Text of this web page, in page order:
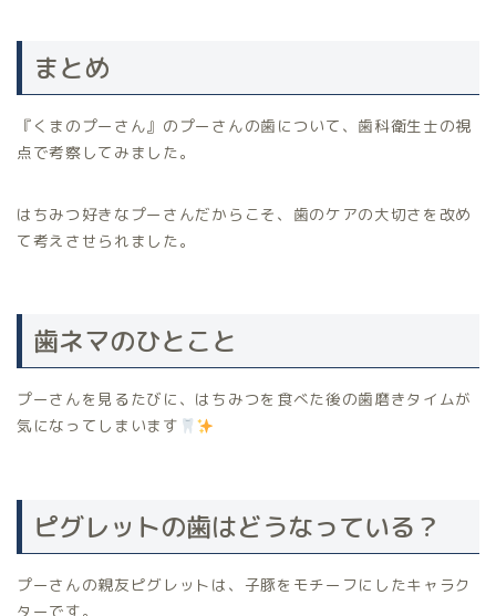
まとめ
『くまのプーさん』のプーさんの歯について、歯科衛生士の視
点で考察してみました。
はちみつ好きなプーさんだからこそ、歯のケアの大切さを改め
て考えさせられました。
歯ネマのひとこと
プーさんを見るたびに、はちみつを食べた後の歯磨きタイムが
気になってしまいます
ピグレットの歯はどうなっている？
プーさんの親友ピグレットは、子豚をモチーフにしたキャラク
ターです。